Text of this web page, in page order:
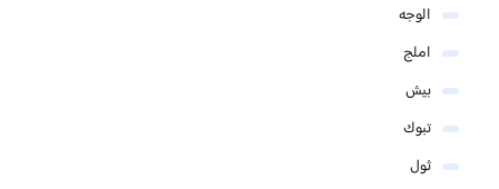
الوجه
املج
بيش
تبوك
ثول